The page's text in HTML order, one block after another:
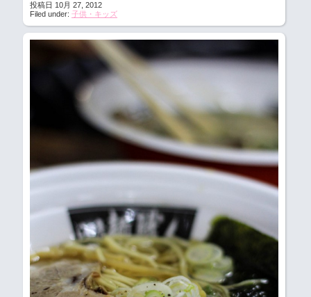
投稿日 10月 27, 2012
Filed under: 子供・キッズ